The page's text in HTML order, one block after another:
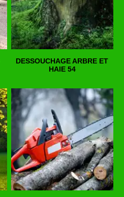
DESSOUCHAGE ARBRE ET
HAIE 54